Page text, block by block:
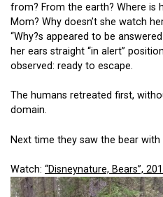
from? From the earth? Where is
Mom? Why doesn’t she watch
“Why?s appeared to be
her ears straight “in alert”
observed: ready to escape.
The humans retreated first,
domain.
Next time they saw the bear
Watch: “Disneynature, Bears”,